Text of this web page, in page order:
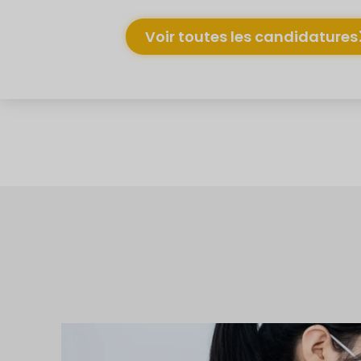
Voir toutes les candidatures